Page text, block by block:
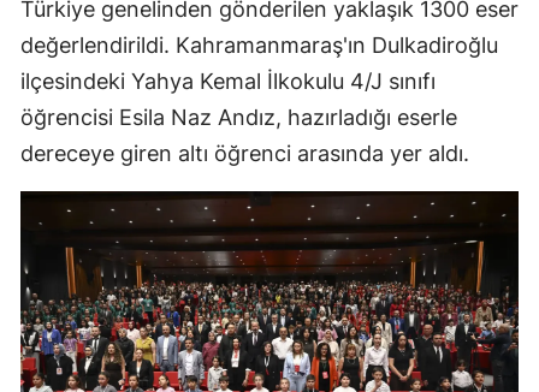
Türkiye genelinden gönderilen yaklaşık 1300 eser
değerlendirildi. Kahramanmaraş'ın Dulkadiroğlu
ilçesindeki Yahya Kemal İlkokulu 4/J sınıfı
öğrencisi Esila Naz Andız, hazırladığı eserle
dereceye giren altı öğrenci arasında yer aldı.